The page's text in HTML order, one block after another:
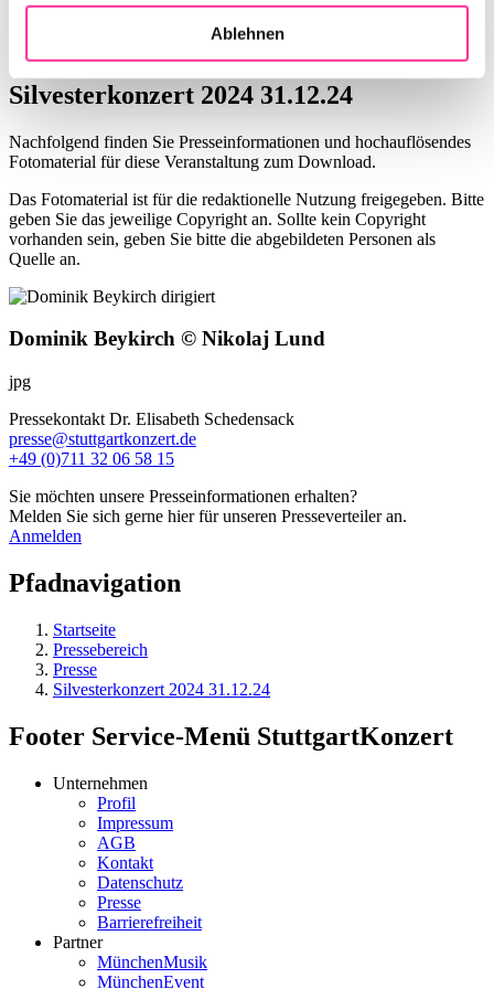
Ablehnen
Silvesterkonzert 2024 31.12.24
Nachfolgend finden Sie Presseinformationen und hochauflösendes
Fotomaterial für diese Veranstaltung zum Download.
Das Fotomaterial ist für die redaktionelle Nutzung freigegeben. Bitte
geben Sie das jeweilige Copyright an. Sollte kein Copyright
vorhanden sein, geben Sie bitte die abgebildeten Personen als
Quelle an.
Dominik Beykirch © Nikolaj Lund
jpg
Pressekontakt Dr. Elisabeth Schedensack
presse@stuttgartkonzert.de
+49 (0)711 32 06 58 15
Sie möchten unsere Presseinformationen erhalten?
Melden Sie sich gerne hier für unseren Presseverteiler an.
Anmelden
Pfadnavigation
Startseite
Pressebereich
Presse
Silvesterkonzert 2024 31.12.24
Footer Service-Menü StuttgartKonzert
Unternehmen
Profil
Impressum
AGB
Kontakt
Datenschutz
Presse
Barrierefreiheit
Partner
MünchenMusik
MünchenEvent